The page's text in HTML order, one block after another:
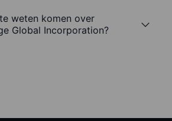
weten komen over
Global Incorporation?